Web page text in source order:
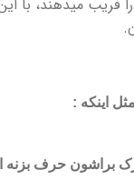
فریب میدهند، با
اینکه :
حرف بزنه از